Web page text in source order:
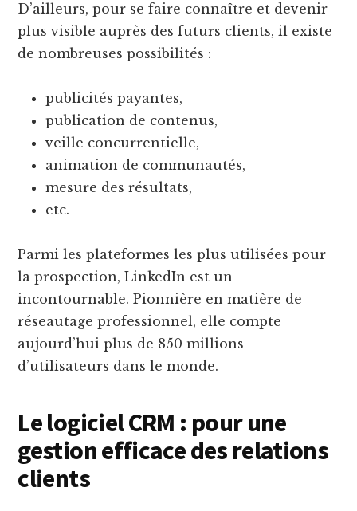
D’ailleurs, pour se faire connaître et devenir
plus visible auprès des futurs clients, il existe
de nombreuses possibilités :
publicités payantes,
publication de contenus,
veille concurrentielle,
animation de communautés,
mesure des résultats,
etc.
Parmi les plateformes les plus utilisées pour
la prospection, LinkedIn est un
incontournable. Pionnière en matière de
réseautage professionnel, elle compte
aujourd’hui plus de 850 millions
d’utilisateurs dans le monde.
Le logiciel CRM : pour une
gestion efficace des relations
clients